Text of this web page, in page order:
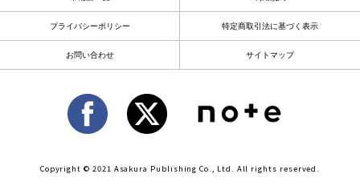
プライバシーポリシー 特定商取引法に基づく表示
お問い合わせ サイトマップ
Copyright © 2021 Asakura Publishing Co., Ltd. All rights reserved.